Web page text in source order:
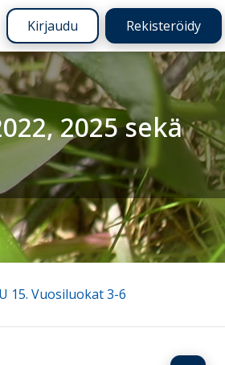
Kirjaudu Rekisteröidy
2025 sekä
15. Vuosiluokat 3-6